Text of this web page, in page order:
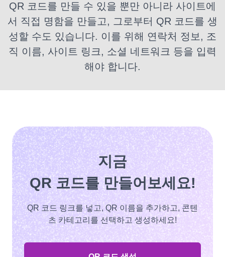
QR 코드를 만들 수 있을 뿐만 아니라 사이트에
서 직접 명함을 만들고, 그로부터 QR 코드를 생
성할 수도 있습니다. 이를 위해 연락처 정보, 조
직 이름, 사이트 링크, 소셜 네트워크 등을 입력
해야 합니다.
지금
QR 코드를 만들어보세요!
QR 코드 링크를 넣고, QR 이름을 추가하고, 콘텐
츠 카테고리를 선택하고 생성하세요!